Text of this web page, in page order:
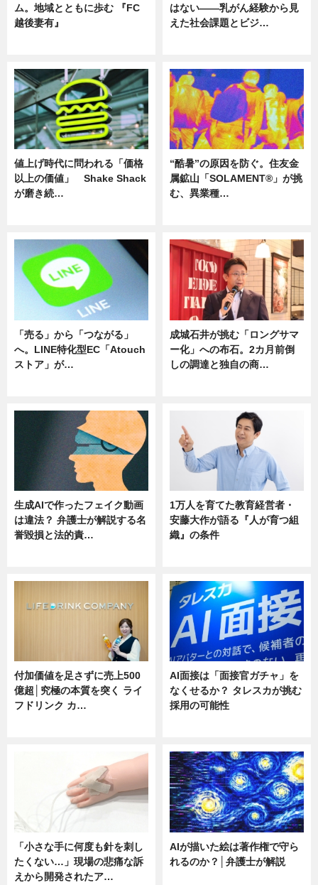
ム。地域とともに歩む 『FC
越後妻有』
はない――乳がん経験から見
えた社会課題とビジ…
値上げ時代に問われる「価格
以上の価値」 Shake Shack
が磨き続…
“酷暑”の原因を防ぐ。住友金
属鉱山「SOLAMENT®」が挑
む、異業種…
「売る」から「つながる」
へ。LINE特化型EC「Atouch
ストア」が…
成城石井が挑む「ロングサマ
ー化」への布石。2カ月前倒
しの調達と独自の商…
生成AIで作ったフェイク動画
は違法？ 弁護士が解説する名
誉毀損と法的責…
1万人を育てた教育経営者・
安藤大作が語る『人が育つ組
織』の条件
付加価値を足さずに売上500
億超│究極の本質を突く ライ
フドリンク カ…
AI面接は「面接官ガチャ」を
なくせるか？ タレスカが挑む
採用の可能性
「小さな手に何度も針を刺し
たくない…」現場の悲痛な訴
えから開発されたア…
AIが描いた絵は著作権で守ら
れるのか？│弁護士が解説